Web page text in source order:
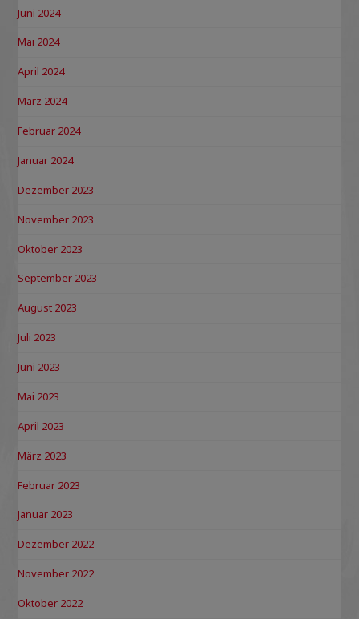
Juni 2024
Mai 2024
April 2024
März 2024
Februar 2024
Januar 2024
Dezember 2023
November 2023
Oktober 2023
September 2023
August 2023
Juli 2023
Juni 2023
Mai 2023
April 2023
März 2023
Februar 2023
Januar 2023
Dezember 2022
November 2022
Oktober 2022